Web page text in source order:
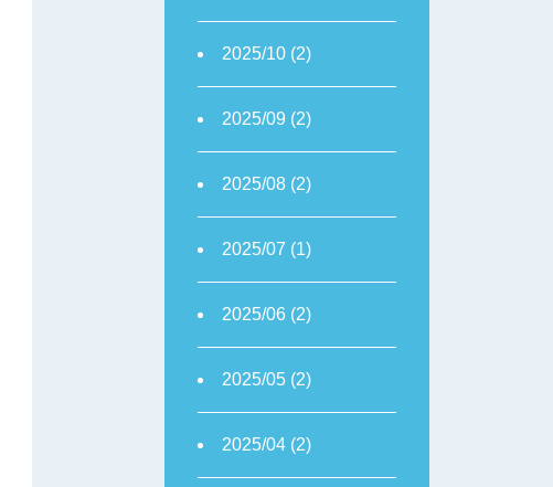
2025/10 (2)
2025/09 (2)
2025/08 (2)
2025/07 (1)
2025/06 (2)
2025/05 (2)
2025/04 (2)